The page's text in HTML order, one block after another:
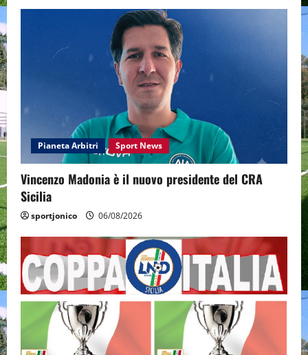
Pianeta Arbitri Sport News
Vincenzo Madonia è il nuovo presidente del CRA
Sicilia
sportjonico 06/08/2026